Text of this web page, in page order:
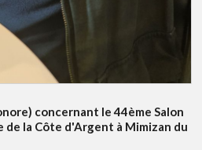
concernant le 44ème Salon
la Côte d'Argent à Mimizan du